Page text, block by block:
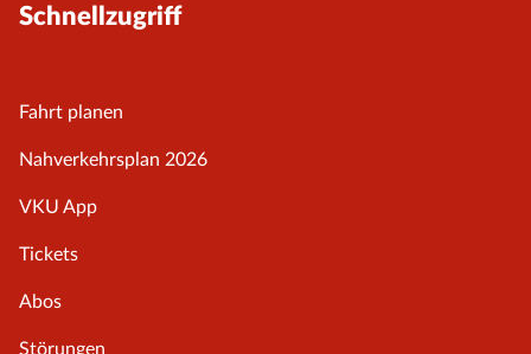
Schnellzugriff
Fahrt planen
Nahverkehrsplan 2026
VKU App
Tickets
Abos
Störungen